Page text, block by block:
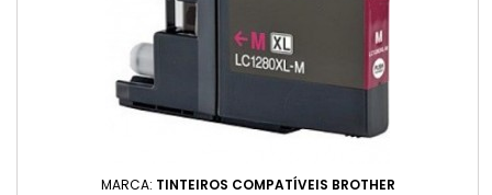
MARCA: TINTEIROS COMPATÍVEIS BROTHER